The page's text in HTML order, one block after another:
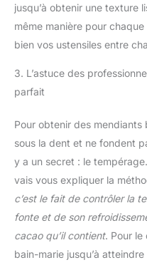
jusqu’à obtenir une texture
même manière pour
bien vos ustensiles entre
3. L’astuce des
parfait
Pour obtenir des
sous la dent et ne fondent
y a un secret : le
vais vous expliquer la
c’est le fait de contrôler la
fonte et de son
cacao qu’il contient. Pour le
bain-marie jusqu’à